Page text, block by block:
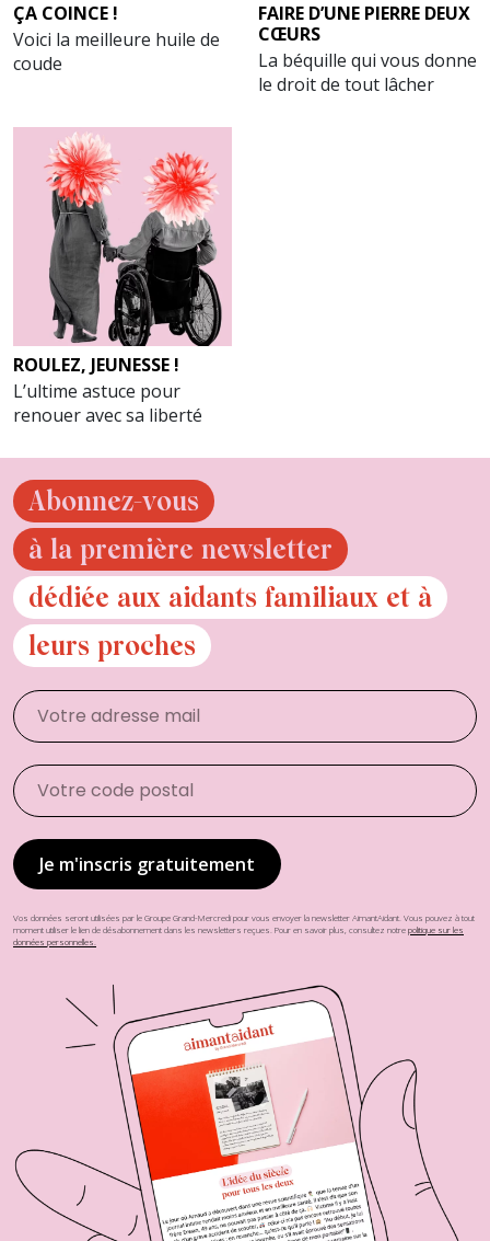
ÇA COINCE !
Voici la meilleure huile de
coude
FAIRE D’UNE PIERRE DEUX
CŒURS
La béquille qui vous donne
le droit de tout lâcher
ROULEZ, JEUNESSE !
L’ultime astuce pour
renouer avec sa liberté
Abonnez-vous
à la première newsletter
dédiée aux aidants familiaux et à
leurs proches
Vos données seront utilisées par le Groupe Grand-Mercredi pour vous envoyer la newsletter AimantAidant. Vous pouvez à tout
moment utiliser le lien de désabonnement dans les newsletters reçues. Pour en savoir plus, consultez notrepolitique sur les
données personnelles.